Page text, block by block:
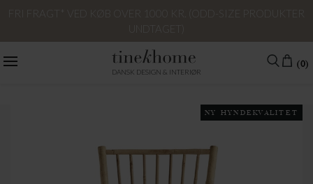
DANSK DESIGN & INTERIØR
(0)
NY HYNDEKVALITET